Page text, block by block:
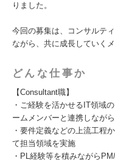
りました。
今回の募集は、コンサルテ
ながら、共に成長していく
どんな仕事か
【Consultant職】
・ご経験を活かせるIT領域
ームメンバーと連携しなが
・要件定義などの上流工程
て担当領域を実施
・PL経験等を積みながら